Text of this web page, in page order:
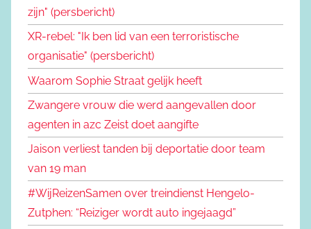
zijn" (persbericht)
XR-rebel: "Ik ben lid van een terroristische
organisatie" (persbericht)
Waarom Sophie Straat gelijk heeft
Zwangere vrouw die werd aangevallen door
agenten in azc Zeist doet aangifte
Jaison verliest tanden bij deportatie door team
van 19 man
#WijReizenSamen over treindienst Hengelo-
Zutphen: “Reiziger wordt auto ingejaagd”